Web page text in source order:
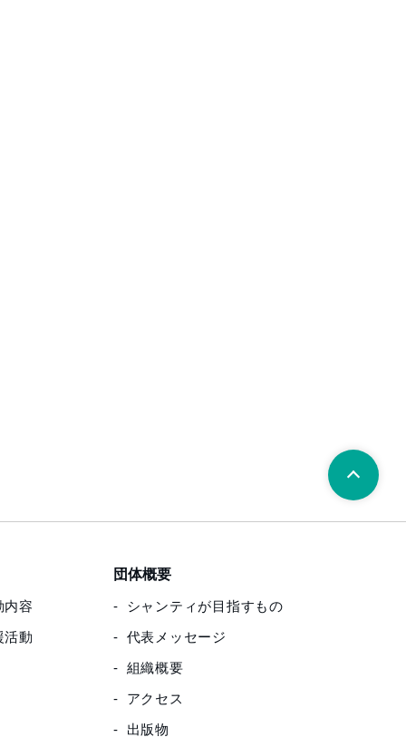
内容
活動
団体概要
シャンティが目指すもの
代表メッセージ
組織概要
アクセス
出版物